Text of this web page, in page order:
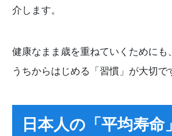
介します。
健康なまま歳を重ねていくためにも
うちからはじめる「習慣」が大切で
日本人の「平均寿命